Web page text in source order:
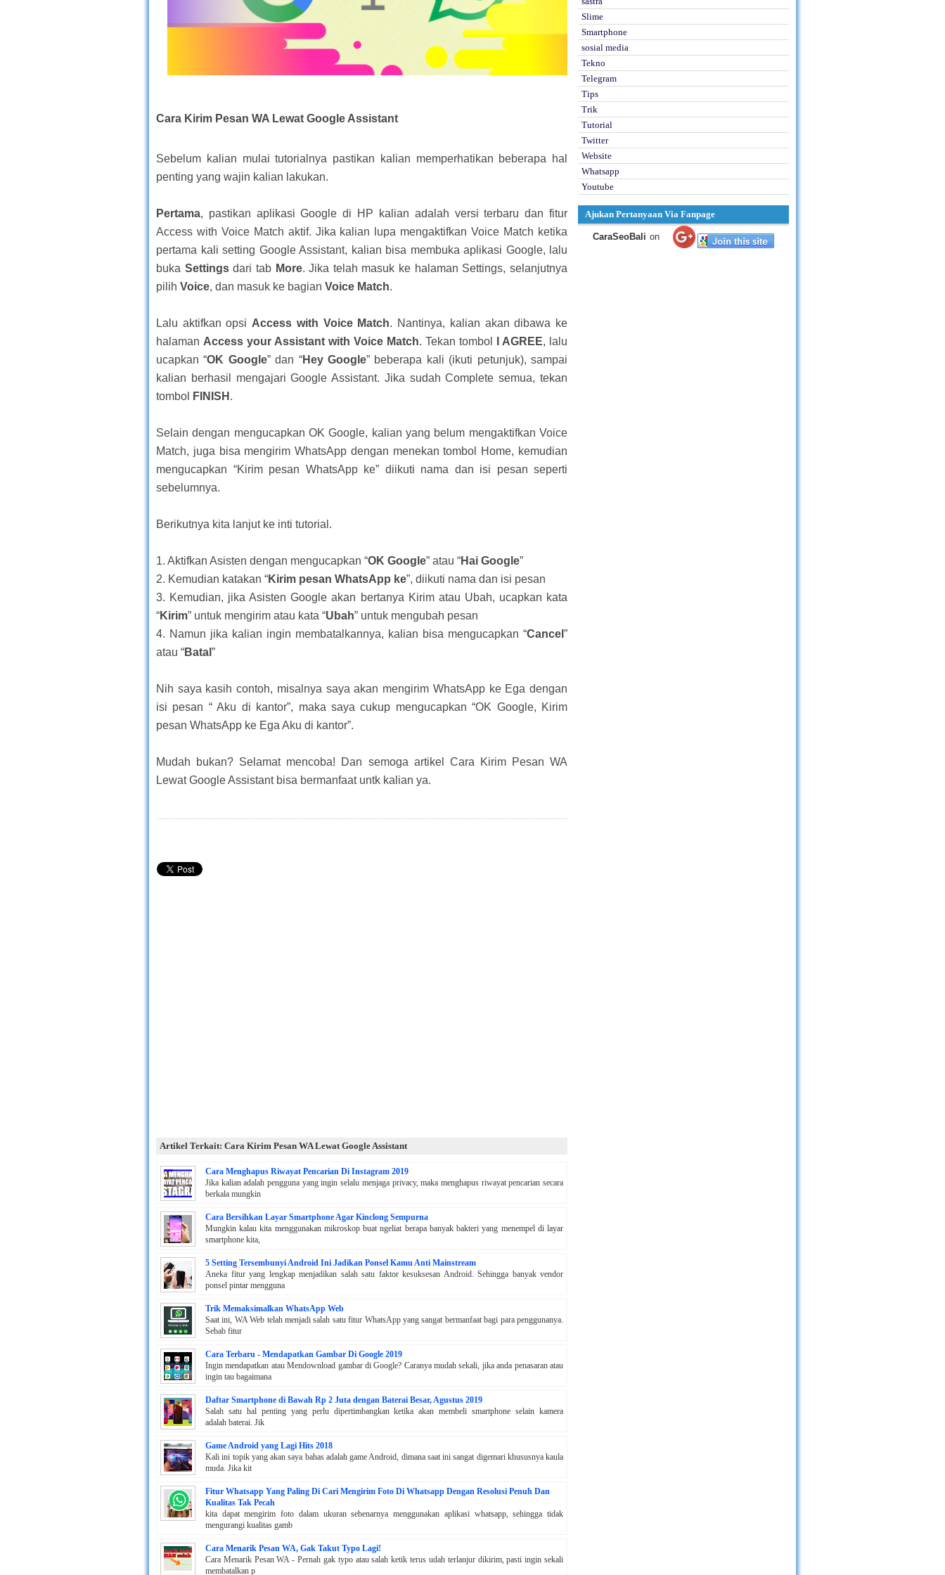
Cara Kirim Pesan WA Lewat Google Assistant
Sebelum kalian mulai tutorialnya pastikan kalian memperhatikan beberapa hal
penting yang wajin kalian lakukan.
Pertama, pastikan aplikasi Google di HP kalian adalah versi terbaru dan fitur
Access with Voice Match aktif. Jika kalian lupa mengaktifkan Voice Match ketika
pertama kali setting Google Assistant, kalian bisa membuka aplikasi Google, lalu
buka Settingsdari tab More. Jika telah masuk ke halaman Settings, selanjutnya
pilih Voice, dan masuk ke bagian Voice Match.
Lalu aktifkan opsi Access with Voice Match. Nantinya, kalian akan dibawa ke
halaman Access your Assistant with Voice Match. Tekan tombol I AGREE, lalu
ucapkan “OK Google” dan “Hey Google” beberapa kali (ikuti petunjuk), sampai
kalian berhasil mengajari Google Assistant. Jika sudah Complete semua, tekan
tombol
FINISH .
Selain dengan mengucapkan OK Google, kalian yang belum mengaktifkan Voice
Match, juga bisa mengirim WhatsApp dengan menekan tombol Home, kemudian
mengucapkan “Kirim pesan WhatsApp ke” diikuti nama dan isi pesan seperti
sebelumnya.
Berikutnya kita lanjut ke inti tutorial.
1. Aktifkan Asisten dengan mengucapkan “OK Google” atau “Hai Google”
2. Kemudian katakan “Kirim pesan WhatsApp ke”, diikuti nama dan isi pesan
3. Kemudian, jika Asisten Google akan bertanya Kirim atau Ubah, ucapkan kata
“Kirim” untuk mengirim atau kata “Ubah” untuk mengubah pesan
4. Namun jika kalian ingin membatalkannya, kalian bisa mengucapkan “Cancel ”
atau “Batal ”
Nih saya kasih contoh, misalnya saya akan mengirim WhatsApp ke Ega dengan
isi pesan “ Aku di kantor”, maka saya cukup mengucapkan “OK Google, Kirim
pesan WhatsApp ke Ega Aku di kantor”.
Mudah bukan? Selamat mencoba! Dan semoga artikel Cara Kirim Pesan WA
Lewat Google Assistant bisa bermanfaat untk kalian ya.
Artikel Terkait: Cara Kirim Pesan WA Lewat Google Assistant
Cara Menghapus Riwayat Pencarian Di Instagram 2019
Jika kalian adalah pengguna yang ingin selalu menjaga privacy, maka menghapus riwayat pencarian secara
berkala mungkin
Cara Bersihkan Layar Smartphone Agar Kinclong Sempurna
Mungkin kalau kita menggunakan mikroskop buat ngeliat berapa banyak bakteri yang menempel di layar
smartphone kita,
5 Setting Tersembunyi Android Ini Jadikan Ponsel Kamu Anti Mainstream
Aneka fitur yang lengkap menjadikan salah satu faktor kesuksesan Android. Sehingga banyak vendor
ponsel pintar mengguna
Trik Memaksimalkan WhatsApp Web
Saat ini, WA Web telah menjadi salah satu fitur WhatsApp yang sangat bermanfaat bagi para penggunanya.
Sebab fitur
Cara Terbaru - Mendapatkan Gambar Di Google 2019
Ingin mendapatkan atau Mendownload gambar di Google? Caranya mudah sekali, jika anda penasaran atau
ingin tau bagaimana
Daftar Smartphone di Bawah Rp 2 Juta dengan Baterai Besar, Agustus 2019
Salah satu hal penting yang perlu dipertimbangkan ketika akan membeli smartphone selain kamera
adalah baterai. Jik
Game Android yang Lagi Hits 2018
Kali ini topik yang akan saya bahas adalah game Android, dimana saat ini sangat digemari khususnya kaula
muda. Jika kit
Fitur Whatsapp Yang Paling Di Cari Mengirim Foto Di Whatsapp Dengan Resolusi Penuh Dan
Kualitas Tak Pecah
kita dapat mengirim foto dalam ukuran sebenarnya menggunakan aplikasi whatsapp, sehingga tidak
mengurangi kualitas gamb
Cara Menarik Pesan WA, Gak Takut Typo Lagi!
Cara Menarik Pesan WA - Pernah gak typo atau salah ketik terus udah terlanjur dikirim, pasti ingin sekali
membatalkan p
Slime
Smartphone
sosial media
Tekno
Telegram
Tips
Trik
Tutorial
Twitter
Website
Whatsapp
Youtube
Ajukan Pertanyaan Via Fanpage
CaraSeoBali on